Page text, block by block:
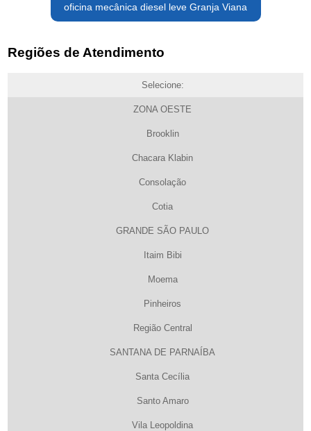
oficina mecânica diesel leve Granja Viana
Regiões de Atendimento
Selecione:
ZONA OESTE
Brooklin
Chacara Klabin
Consolação
Cotia
GRANDE SÃO PAULO
Itaim Bibi
Moema
Pinheiros
Região Central
SANTANA DE PARNAÍBA
Santa Cecília
Santo Amaro
Vila Leopoldina